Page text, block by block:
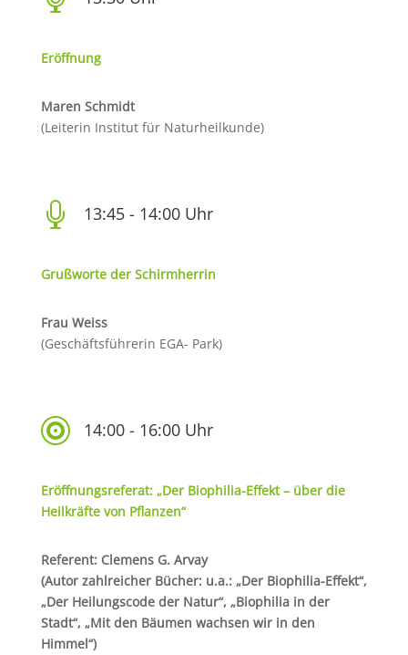
Eröffnung
Maren Schmidt
(Leiterin Institut für Naturheilkunde)
 13:45 - 14:00 Uhr
Grußworte der Schirmherrin
Frau Weiss
(Geschäftsführerin EGA- Park)
 14:00 - 16:00 Uhr
Eröffnungsreferat: „Der Biophilia-Effekt – über die
Heilkräfte von Pflanzen“
Referent: Clemens G. Arvay
(Autor zahlreicher Bücher: u.a.: „Der Biophilia-Effekt“,
„Der Heilungscode der Natur“, „Biophilia in der
Stadt“, „Mit den Bäumen wachsen wir in den
Himmel“)